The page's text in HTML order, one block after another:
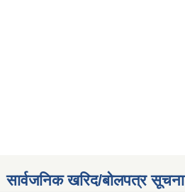
सार्वजनिक खरिद/बोलपत्र सूचना